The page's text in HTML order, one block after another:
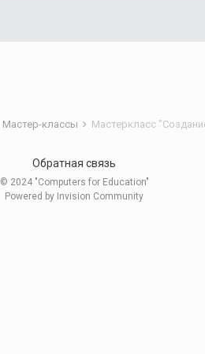
Мастер-классы Мастеркласс
Обратная связь
© 2024 "Computers for Education"
Powered by Invision Community